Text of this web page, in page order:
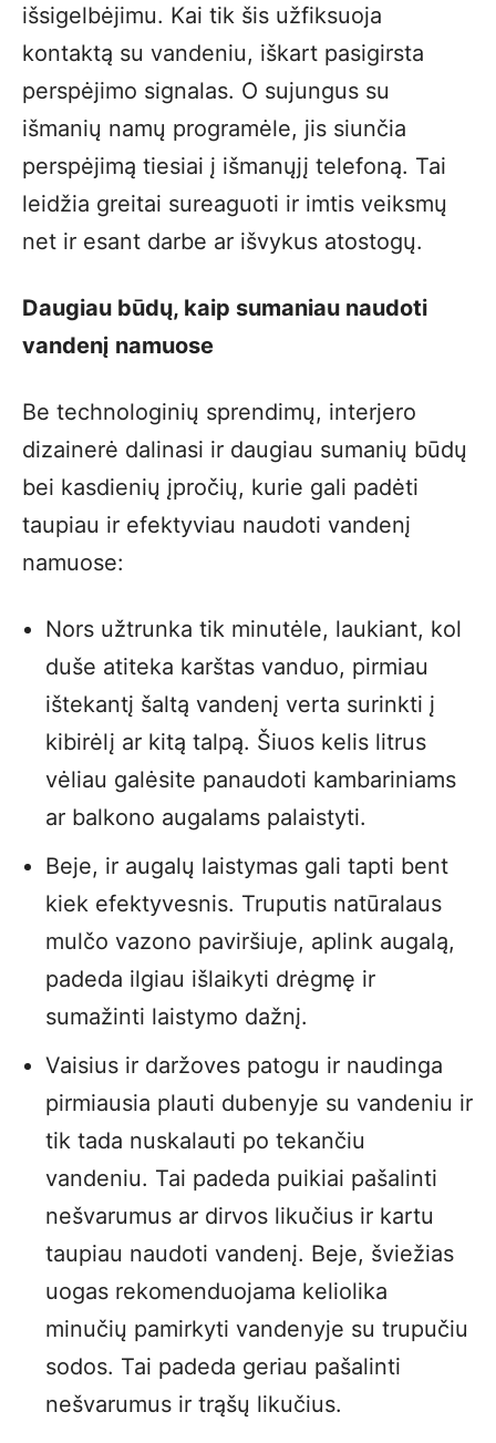
išsigelbėjimu. Kai tik šis užfiksuoja
kontaktą su vandeniu, iškart pasigirsta
perspėjimo signalas. O sujungus su
išmanių namų programėle, jis siunčia
perspėjimą tiesiai į išmanųjį telefoną. Tai
leidžia greitai sureaguoti ir imtis veiksmų
net ir esant darbe ar išvykus atostogų.
Daugiau būdų, kaip sumaniau naudoti
vandenį namuose
Be technologinių sprendimų, interjero
dizainerė dalinasi ir daugiau sumanių būdų
bei kasdienių įpročių, kurie gali padėti
taupiau ir efektyviau naudoti vandenį
namuose:
Nors užtrunka tik minutėle, laukiant, kol
duše atiteka karštas vanduo, pirmiau
ištekantį šaltą vandenį verta surinkti į
kibirėlį ar kitą talpą. Šiuos kelis litrus
vėliau galėsite panaudoti kambariniams
ar balkono augalams palaistyti.
Beje, ir augalų laistymas gali tapti bent
kiek efektyvesnis. Truputis natūralaus
mulčo vazono paviršiuje, aplink augalą,
padeda ilgiau išlaikyti drėgmę ir
sumažinti laistymo dažnį.
Vaisius ir daržoves patogu ir naudinga
pirmiausia plauti dubenyje su vandeniu ir
tik tada nuskalauti po tekančiu
vandeniu. Tai padeda puikiai pašalinti
nešvarumus ar dirvos likučius ir kartu
taupiau naudoti vandenį. Beje, šviežias
uogas rekomenduojama keliolika
minučių pamirkyti vandenyje su trupučiu
sodos. Tai padeda geriau pašalinti
nešvarumus ir trąšų likučius.